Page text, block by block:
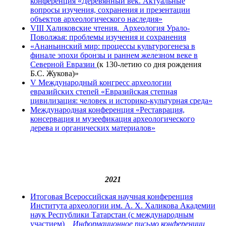
вопросы изучения, сохранения и презентации
объектов археологического наследия»
VIII Халиковские чтения. Археология Урало-
Поволжья: проблемы изучения и сохранения
«Ананьинский мир: процессы культурогенеза в
финале эпохи бронзы и раннем железном веке в
Северной Евразии (к 130-летию со дня рождения
Б.С. Жукова)»
V Международный конгресс археологии
евразийских степей «Евразийская степная
цивилизация: человек и историко-культурная среда»
Международная конференция «Реставрация,
консервация и музеефикация археологического
дерева и органических материалов»
2021
Итоговая Всероссийская научная конференция
Института археологии им. А. Х. Халикова Академии
наук Республики Татарстан (с международным
участием)
Информационное письмо конференции